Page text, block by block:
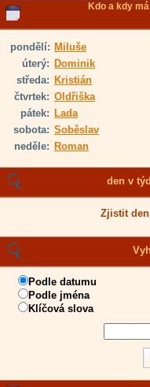
Kdo a kdy
pondělí: Miluše
úterý: Dominik
středa: Kristián
čtvrtek: Oldřiška
pátek: Lada
sobota: Soběslav
neděle: Roman
den v
Zjistit
Podle datumu
Podle jména
Klíčová slova